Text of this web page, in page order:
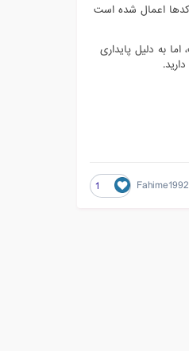
تایید و در کدها اعمال شده است
اما به دلیل پایداری
Fahime1992
1